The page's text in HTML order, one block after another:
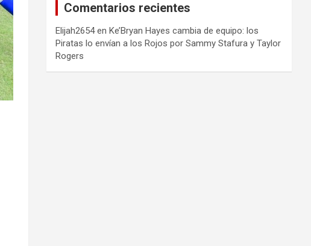
Comentarios recientes
Elijah2654enKe’Bryan Hayes cambia de equipo: los
Piratas lo envían a los Rojos por Sammy Stafura y Taylor
Rogers